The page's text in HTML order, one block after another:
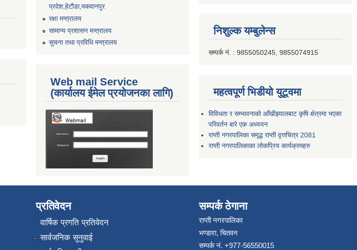
प्रदेश,हेटाैडा,मकवानपुर
रक्षा मन्त्रालय
सामान्य प्रशासन मन्त्रालय
सुचना तथा प्रविधि मन्त्रालय
Web mail Service
(कार्यालय ईमेल प्रयोजनका लागि)
निशुल्क यम्बुलेन्स
सम्पर्क नं. : 9855050245, 9855074915
महत्वपूर्ण भिडीयो युटूवमा
विविधता र सम्भावनाको आँखीझ्यालबाट कृषि क्षेत्रमा भएका
परिवर्तन बारे एक अध्ययन
राप्ती नगरपालिका समृद्ध राप्ती वृत्तचित्र 2081
राप्ती नगरपालिकाका लोकप्रिय कार्यक्रमहरु
प्रतिवेदन
वार्षिक प्रगति प्रतिवेदन
सार्वजनिक सुनुवाई
सम्पर्क ठेगाना
राप्ती नगरपालिका
भण्डारा, चितवन
सम्पर्क नं. +977-56550015